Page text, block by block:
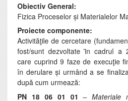
Obiectiv General:
Fizica Proceselor și Materialelor
Proiecte componente:
Activităţile de cercetare
fost/sunt dezvoltate ȋn cadrul a
care cuprind 9 faze de execuţie
în derulare și urmând a se
după cum urmează:
PN 18 06 01 01 –Materiale